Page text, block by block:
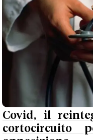
Covid, il
cortocircuito